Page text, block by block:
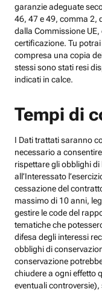
garanzie adeguate
46, 47 e 49, comma 2,
dalla Commissione
certificazione. Tu
compresa una copia
stessi sono stati resi
indicati in calce.
Tempi di
I Dati trattati saranno
necessario a
rispettare gli obblighi di
all’Interessato
cessazione del
massimo di 10 anni,
gestire le code del
tematiche che
difesa degli interessi
obblighi di
conservazione
chiudere a ogni effetto
eventuali